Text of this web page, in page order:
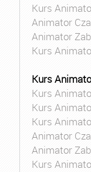
Kurs
Animator
Animator
Kurs
Kurs
Kurs
Kurs
Kurs
Animator
Animator
Kurs